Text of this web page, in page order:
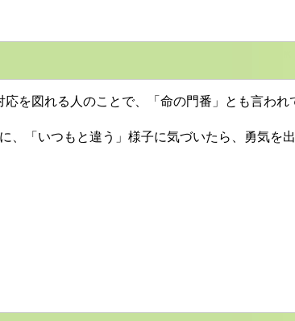
を図れる人のことで、「命の門番」とも言わ
「いつもと違う」様子に気づいたら、勇気を